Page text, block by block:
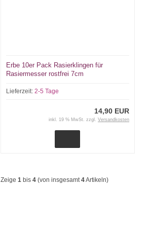
Erbe 10er Pack Rasierklingen für
Rasiermesser rostfrei 7cm
Lieferzeit: 2-5 Tage
14,90 EUR
inkl. 19 % MwSt. zzgl. Versandkosten
Zeige 1 bis 4 (von insgesamt4Artikeln)